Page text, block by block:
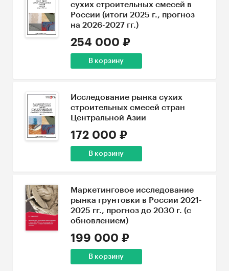
сухих строительных смесей в
России (итоги 2025 г., прогноз
на 2026-2027 гг.)
254 000 ₽
В корзину
Исследование рынка сухих
строительных смесей стран
Центральной Азии
172 000 ₽
В корзину
Маркетинговое исследование
рынка грунтовки в России 2021-
2025 гг., прогноз до 2030 г. (с
обновлением)
199 000 ₽
В корзину